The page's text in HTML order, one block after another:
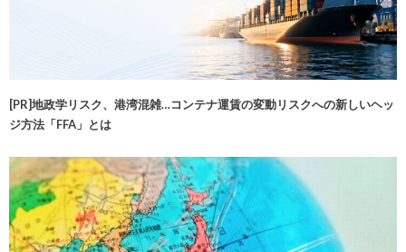
[PR]地政学リスク、港湾混雑…コンテナ運賃の変動リスクへの新しいヘッ
ジ方法「FFA」とは